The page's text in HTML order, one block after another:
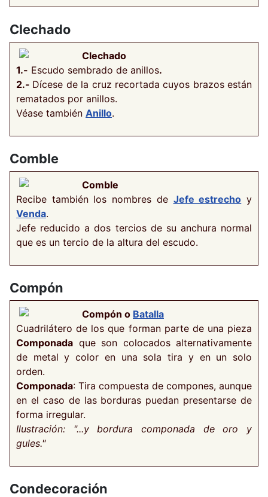
Clechado
Clechado
1.- Escudo sembrado de anillos.
2.- Dícese de la cruz recortada cuyos brazos están
rematados por anillos.
Véase también Anillo.
Comble
Comble
Recibe también los nombres de Jefe estrecho y
Venda.
Jefe reducido a dos tercios de su anchura normal
que es un tercio de la altura del escudo.
Compón
Compón o Batalla
Cuadrilátero de los que forman parte de una pieza
Componada que son colocados alternativamente
de metal y color en una sola tira y en un solo
orden.
Componada: Tira compuesta de compones, aunque
en el caso de las borduras puedan presentarse de
forma irregular.
Ilustración: "...y bordura componada de oro y
gules."
Condecoración